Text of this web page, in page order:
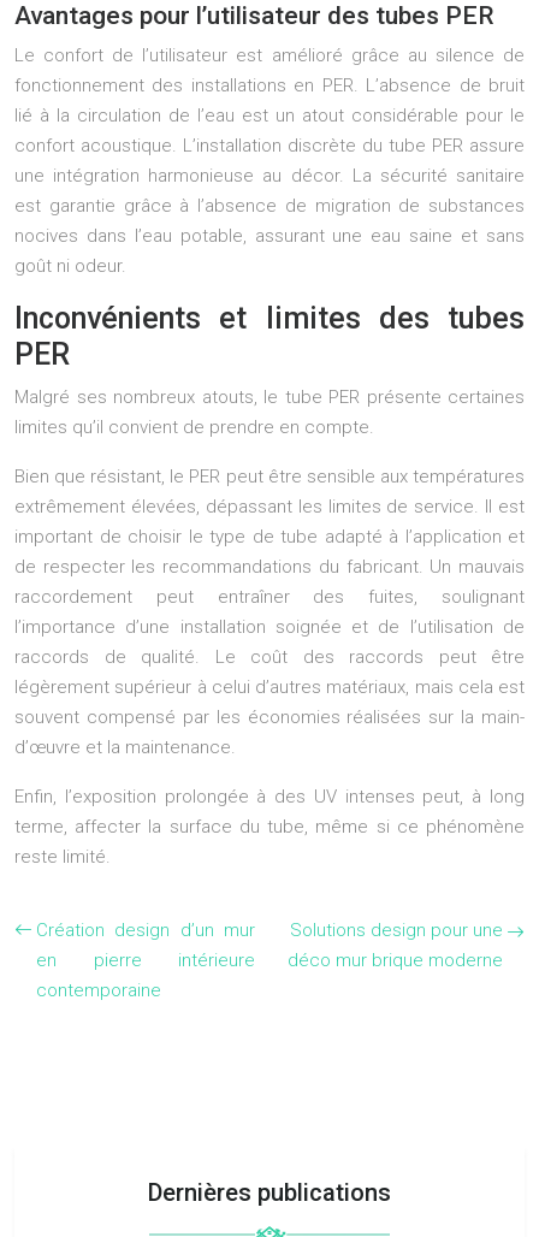
Avantages pour l’utilisateur des tubes PER
Le confort de l’utilisateur est amélioré grâce au silence de
fonctionnement des installations en PER. L’absence de bruit
lié à la circulation de l’eau est un atout considérable pour le
confort acoustique. L’installation discrète du tube PER assure
une intégration harmonieuse au décor. La sécurité sanitaire
est garantie grâce à l’absence de migration de substances
nocives dans l’eau potable, assurant une eau saine et sans
goût ni odeur.
Inconvénients et limites des tubes
PER
Malgré ses nombreux atouts, le tube PER présente certaines
limites qu’il convient de prendre en compte.
Bien que résistant, le PER peut être sensible aux températures
extrêmement élevées, dépassant les limites de service. Il est
important de choisir le type de tube adapté à l’application et
de respecter les recommandations du fabricant. Un mauvais
raccordement peut entraîner des fuites, soulignant
l’importance d’une installation soignée et de l’utilisation de
raccords de qualité. Le coût des raccords peut être
légèrement supérieur à celui d’autres matériaux, mais cela est
souvent compensé par les économies réalisées sur la main-
d’œuvre et la maintenance.
Enfin, l’exposition prolongée à des UV intenses peut, à long
terme, affecter la surface du tube, même si ce phénomène
reste limité.
Création design d’un mur
en pierre intérieure
contemporaine
Solutions design pour une
déco mur brique moderne
Dernières publications